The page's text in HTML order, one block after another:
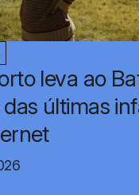
leva ao
últimas